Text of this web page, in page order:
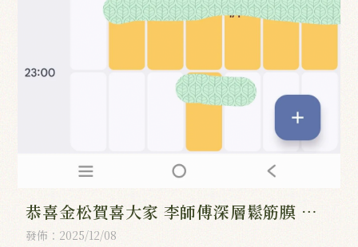
恭喜金松賀喜大家 李師傅深層鬆筋膜 服
務超越7000人次
發佈：2025/12/08